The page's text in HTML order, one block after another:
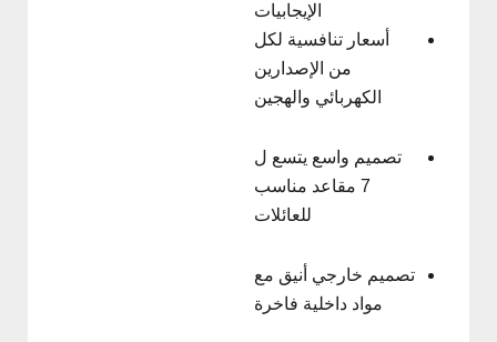
الإيجابيات
أسعار تنافسية لكل
من الإصدارين
الكهربائي والهجين
تصميم واسع يتسع ل
7 مقاعد مناسب
للعائلات
تصميم خارجي أنيق مع
مواد داخلية فاخرة